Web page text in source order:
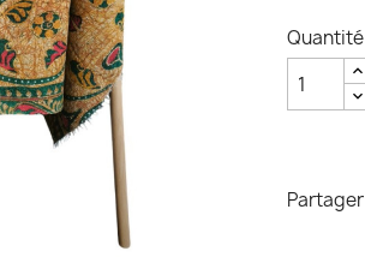
Quantité
Partager